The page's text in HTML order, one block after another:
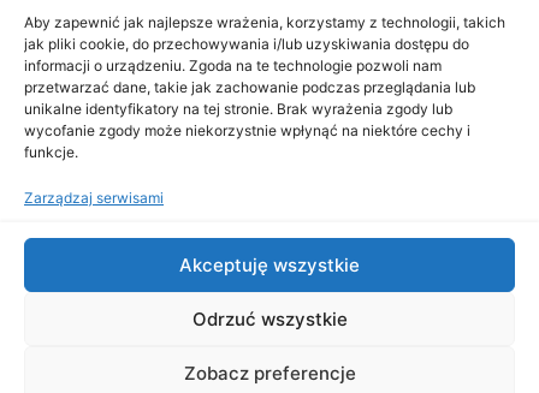
Aby zapewnić jak najlepsze wrażenia, korzystamy z technologii, takich
jak pliki cookie, do przechowywania i/lub uzyskiwania dostępu do
informacji o urządzeniu. Zgoda na te technologie pozwoli nam
przetwarzać dane, takie jak zachowanie podczas przeglądania lub
unikalne identyfikatory na tej stronie. Brak wyrażenia zgody lub
wycofanie zgody może niekorzystnie wpłynąć na niektóre cechy i
funkcje.
Zarządzaj serwisami
Akceptuję wszystkie
Odrzuć wszystkie
Zobacz preferencje
2026 | All Rights Reserved